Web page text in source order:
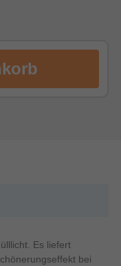
Es liefert
bei